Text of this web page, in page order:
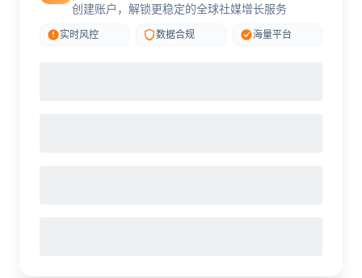
创建账户，解锁更稳定的全球社媒增长服务
实时风控 数据合规 海量平台